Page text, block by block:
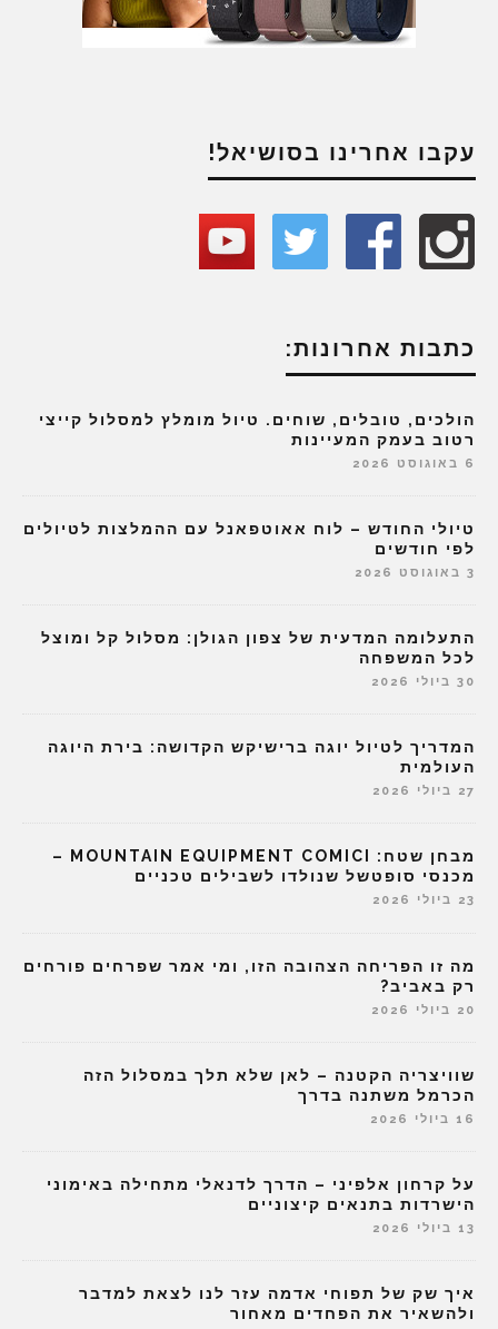
עקבו אחרינו בסושיאל!
כתבות אחרונות:
הולכים, טובלים, שוחים. טיול מומלץ למסלול קייצי
רטוב בעמק המעיינות
6 באוגוסט 2026
טיולי החודש – לוח אאוטפאנל עם ההמלצות לטיולים
לפי חודשים
3 באוגוסט 2026
התעלומה המדעית של צפון הגולן: מסלול קל ומוצל
לכל המשפחה
30 ביולי 2026
המדריך לטיול יוגה ברישיקש הקדושה: בירת היוגה
העולמית
27 ביולי 2026
מבחן שטח: MOUNTAIN EQUIPMENT COMICI –
מכנסי סופטשל שנולדו לשבילים טכניים
23 ביולי 2026
מה זו הפריחה הצהובה הזו, ומי אמר שפרחים פורחים
רק באביב?
20 ביולי 2026
שוויצריה הקטנה – לאן שלא תלך במסלול הזה
הכרמל משתנה בדרך
16 ביולי 2026
על קרחון אלפיני – הדרך לדנאלי מתחילה באימוני
הישרדות בתנאים קיצוניים
13 ביולי 2026
איך שק של תפוחי אדמה עזר לנו לצאת למדבר
ולהשאיר את הפחדים מאחור